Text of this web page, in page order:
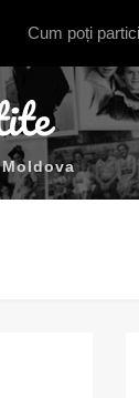
Cum poți